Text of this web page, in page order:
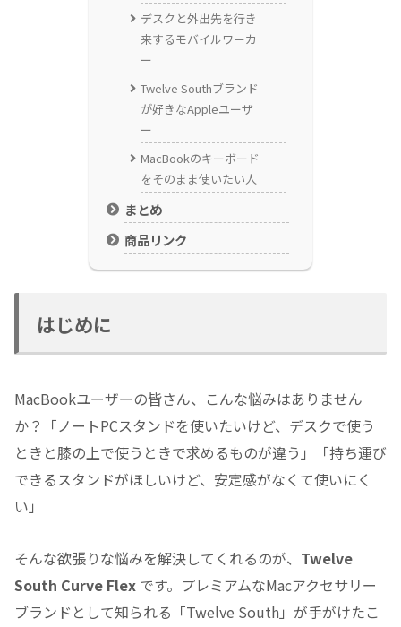
デスクと外出先を行き
来するモバイルワーカ
ー
Twelve Southブランド
が好きなAppleユーザ
ー
MacBookのキーボード
をそのまま使いたい人
まとめ
商品リンク
はじめに
MacBookユーザーの皆さん、こんな悩みはありません
か？「ノートPCスタンドを使いたいけど、デスクで使う
ときと膝の上で使うときで求めるものが違う」「持ち運び
できるスタンドがほしいけど、安定感がなくて使いにく
い」
そんな欲張りな悩みを解決してくれるのが、 Twelve
South Curve Flex です。プレミアムなMacアクセサリー
ブランドとして知られる「Twelve South」が手がけたこ